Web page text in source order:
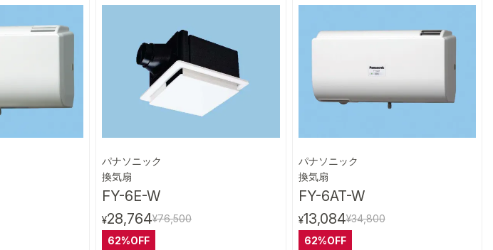
パナソニック
換気扇
FY-6E-W
¥28,764¥76,500
62%OFF
パナソニック
換気扇
FY-6AT-W
¥13,084¥34,800
62%OFF